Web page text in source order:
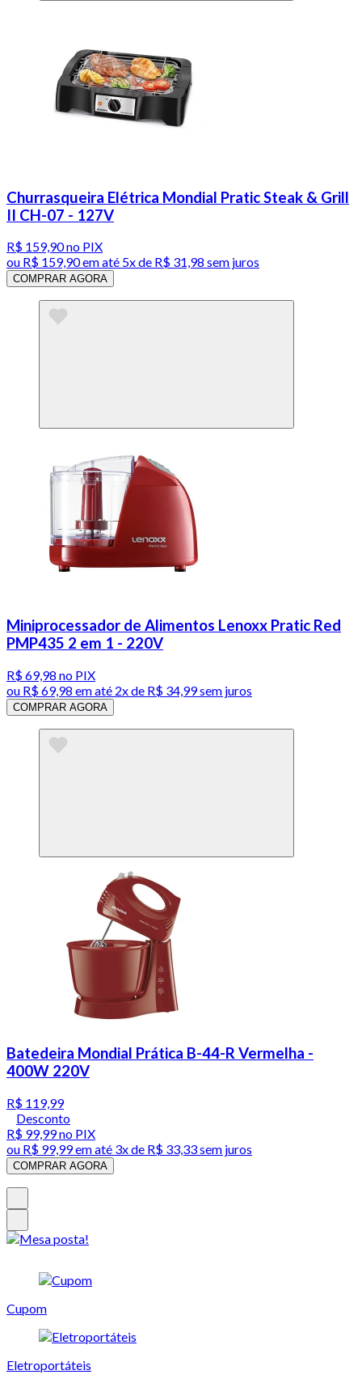
Churrasqueira Elétrica Mondial Pratic Steak & Grill
II CH-07 - 127V
R$ 159,90no PIX
ou R$ 159,90em até 5x de R$ 31,98 sem juros
COMPRAR AGORA
Miniprocessador de Alimentos Lenoxx Pratic Red
PMP435 2 em 1 - 220V
R$ 69,98 no PIX
ou R$ 69,98 em até 2x de R$ 34,99 sem juros
COMPRAR AGORA
Batedeira Mondial Prática B-44-R Vermelha -
400W 220V
R$ 119,99
Desconto
R$ 99,99no PIX
ou R$ 99,99em até 3x de R$ 33,33 sem juros
COMPRAR AGORA
Cupom
Eletroportáteis